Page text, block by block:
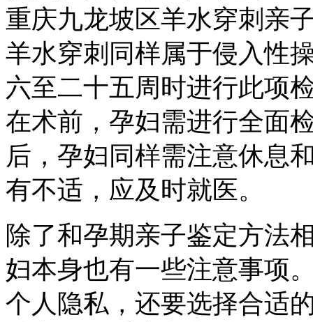
重庆九龙坡区羊水穿刺亲
羊水穿刺同样属于侵入性
六至二十五周时进行此项
在术前，孕妇需进行全面
后，孕妇同样需注意休息
有不适，应及时就医。
除了和孕期亲子鉴定方法
妇本身也有一些注意事项
个人隐私，还要选择合适